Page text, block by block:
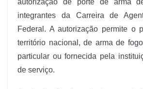
autorização de porte de arma
integrantes da Carreira de
Federal. A autorização permite o
território nacional, de arma de
particular ou fornecida pela
de serviço.